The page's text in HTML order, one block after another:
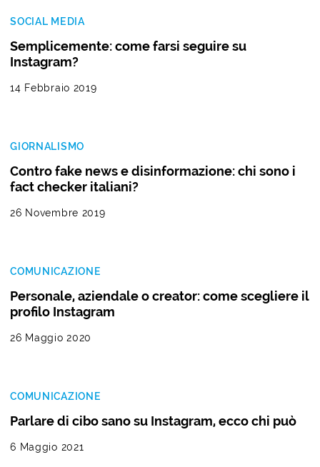
SOCIAL MEDIA
Semplicemente: come farsi seguire su
Instagram?
14 Febbraio 2019
GIORNALISMO
Contro fake news e disinformazione: chi sono i
fact checker italiani?
26 Novembre 2019
COMUNICAZIONE
Personale, aziendale o creator: come scegliere il
profilo Instagram
26 Maggio 2020
COMUNICAZIONE
Parlare di cibo sano su Instagram, ecco chi può
6 Maggio 2021